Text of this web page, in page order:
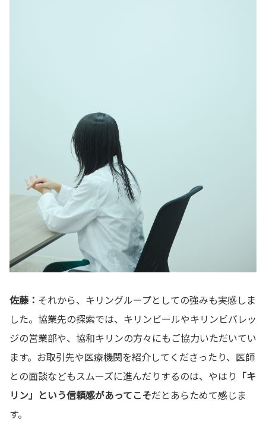
佐藤： それから、キリングループとしての強みも実感しま
した。協業先の探索では、キリンビールやキリンビバレッ
ジの営業部や、協和キリンの方々にもご協力いただいてい
ます。お取引先や医療機関を紹介してくださったり、医師
との面談などもスムーズに進んだりするのは、やはり
「キ
リン」という信頼感があってこそだとあらためて感じま
す。